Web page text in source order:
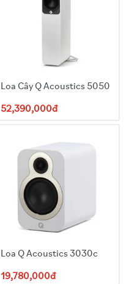
Loa Cây Q Acoustics 5050
52,390,000đ
Loa Q Acoustics 3030c
19,780,000đ